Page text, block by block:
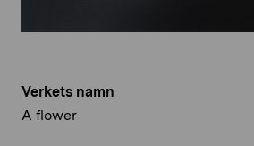
Verkets namn
A flower